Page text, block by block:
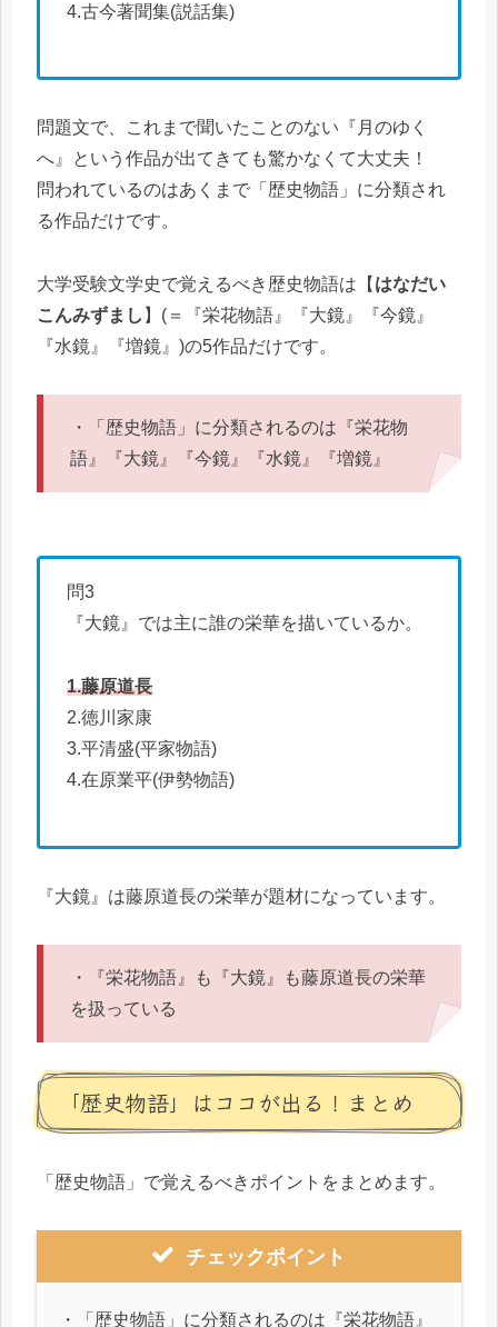
4.古今著聞集(説話集)
問題文で、これまで聞いたことのない『月のゆく
へ』という作品が出てきても驚かなくて大丈夫！
問われているのはあくまで「歴史物語」に分類され
る作品だけです。
大学受験文学史で覚えるべき歴史物語は【 はなだい
こんみずまし 】(＝『栄花物語』『大鏡』『今鏡』
『水鏡』『増鏡』)の5作品だけです。
・「歴史物語」に分類されるのは『栄花物
語』『大鏡』『今鏡』『水鏡』『増鏡』
問3
『大鏡』では主に誰の栄華を描いているか。
1.藤原道長
2.徳川家康
3.平清盛(平家物語)
4.在原業平(伊勢物語)
『大鏡』は藤原道長の栄華が題材になっています。
・『栄花物語』も『大鏡』も藤原道長の栄華
を扱っている
「歴史物語」はココが出る！まとめ
「歴史物語」で覚えるべきポイントをまとめます。
チェックポイント
・「歴史物語」に分類されるのは『栄花物語』